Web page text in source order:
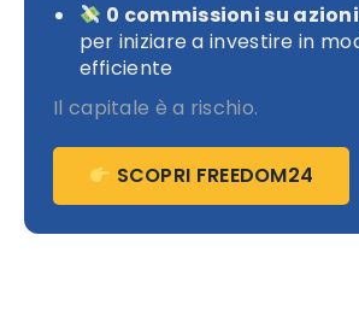
0 commissioni su azioni
per iniziare a investire in
efficiente
Il capitale è a rischio.
SCOPRI FREEDOM24